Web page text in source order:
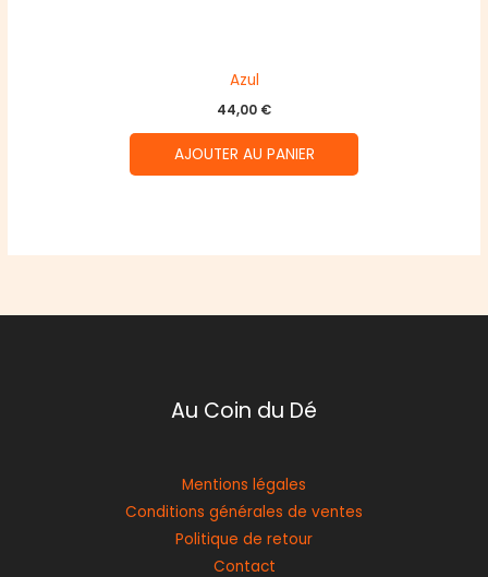
Azul
44,00 €
AJOUTER AU PANIER
Au Coin du Dé
Mentions légales
Conditions générales de ventes
Politique de retour
Contact